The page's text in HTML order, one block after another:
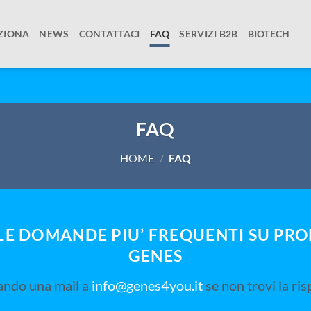
NEWS CONTATTACI FAQ SERVIZI B2B BIOTECH
FAQ
HOME / FAQ
DOMANDE PIU’ FREQUENTI SU
GENES
una mail a info@genes4you.itse non trovi la